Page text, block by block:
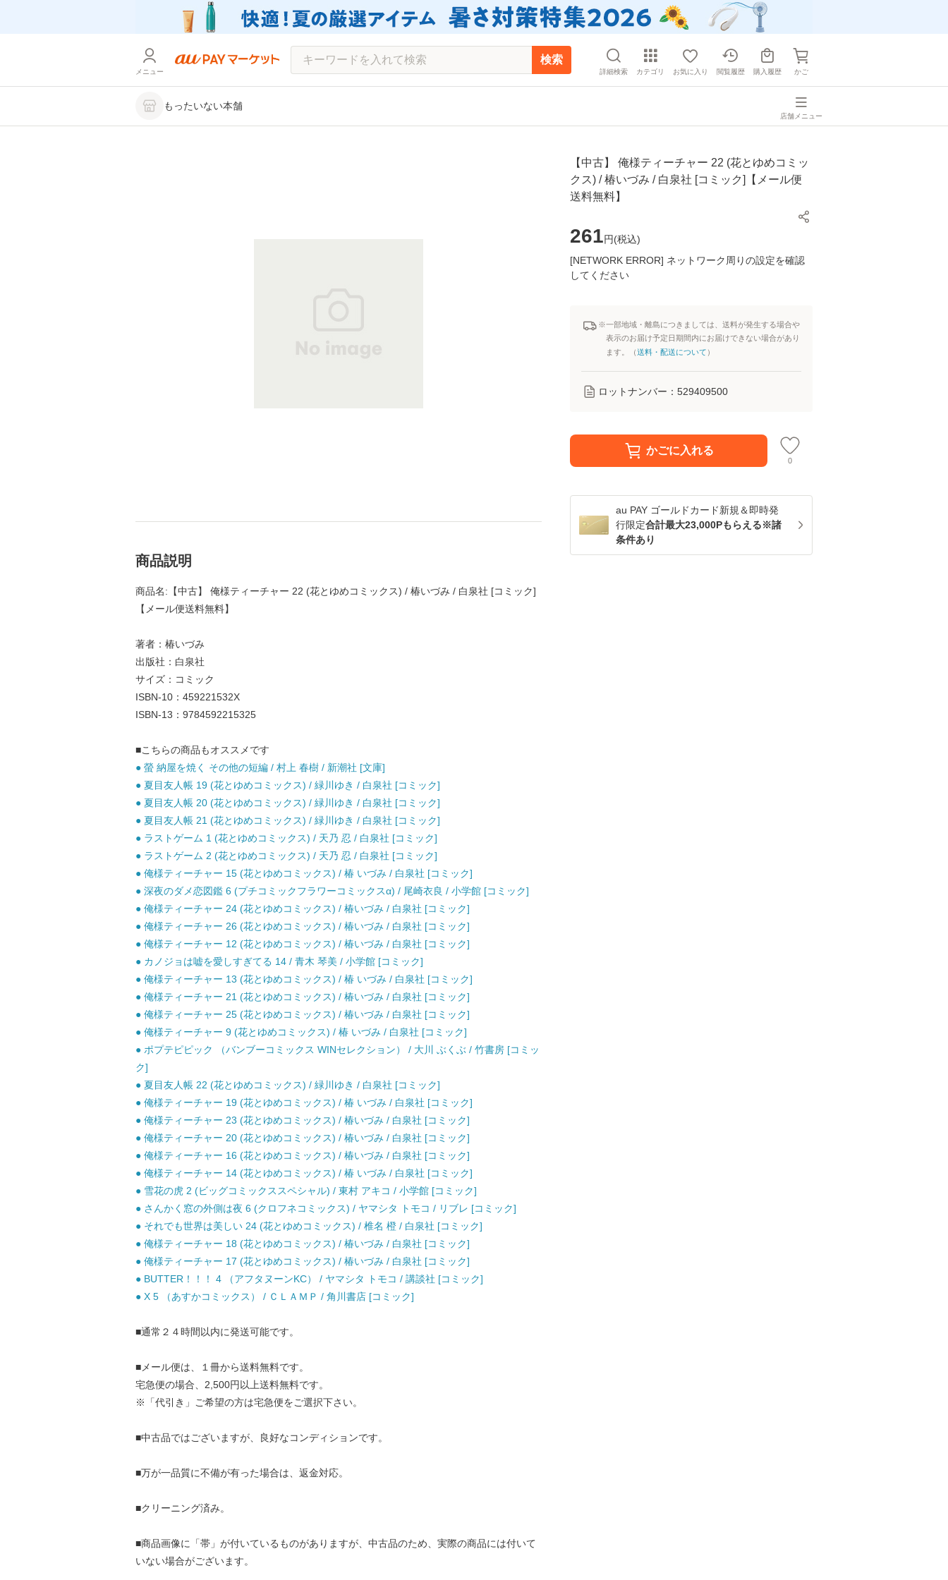
メニュー
検索
詳細検索 カテゴリ お気に入り 閲覧履歴 購入履歴 かご
もったいない本舗
店舗メニュー
【中古】 俺様ティーチャー 22 (花とゆめコミッ
クス) / 椿いづみ / 白泉社 [コミック]【メール便
送料無料】
261円(税込)
[NETWORK ERROR] ネットワーク周りの設定を確認
してください
※一部地域・離島につきましては、送料が発生する場合や
表示のお届け予定日期間内にお届けできない場合があり
ます。（送料・配送について ）
ロットナンバー： 529409500
かごに入れる
0
au PAY ゴールドカード新規＆即時発
行限定合計最大23,000Pもらえる※諸
条件あり
商品説明
商品名:【中古】 俺様ティーチャー 22 (花とゆめコミックス) / 椿いづみ / 白泉社 [コミック]
【メール便送料無料】
著者：椿いづみ
出版社：白泉社
サイズ：コミック
ISBN-10：459221532X
ISBN-13：9784592215325
■こちらの商品もオススメです
● 螢 納屋を焼く その他の短編 / 村上 春樹 / 新潮社 [文庫]
● 夏目友人帳 19 (花とゆめコミックス) / 緑川ゆき / 白泉社 [コミック]
● 夏目友人帳 20 (花とゆめコミックス) / 緑川ゆき / 白泉社 [コミック]
● 夏目友人帳 21 (花とゆめコミックス) / 緑川ゆき / 白泉社 [コミック]
● ラストゲーム 1 (花とゆめコミックス) / 天乃 忍 / 白泉社 [コミック]
● ラストゲーム 2 (花とゆめコミックス) / 天乃 忍 / 白泉社 [コミック]
● 俺様ティーチャー 15 (花とゆめコミックス) / 椿 いづみ / 白泉社 [コミック]
● 深夜のダメ恋図鑑 6 (プチコミックフラワーコミックスα) / 尾崎衣良 / 小学館 [コミック]
● 俺様ティーチャー 24 (花とゆめコミックス) / 椿いづみ / 白泉社 [コミック]
● 俺様ティーチャー 26 (花とゆめコミックス) / 椿いづみ / 白泉社 [コミック]
● 俺様ティーチャー 12 (花とゆめコミックス) / 椿いづみ / 白泉社 [コミック]
● カノジョは嘘を愛しすぎてる 14 / 青木 琴美 / 小学館 [コミック]
● 俺様ティーチャー 13 (花とゆめコミックス) / 椿 いづみ / 白泉社 [コミック]
● 俺様ティーチャー 21 (花とゆめコミックス) / 椿いづみ / 白泉社 [コミック]
● 俺様ティーチャー 25 (花とゆめコミックス) / 椿いづみ / 白泉社 [コミック]
● 俺様ティーチャー 9 (花とゆめコミックス) / 椿 いづみ / 白泉社 [コミック]
● ポプテピピック （バンブーコミックス WINセレクション） / 大川 ぶくぶ / 竹書房 [コミッ
ク]
● 夏目友人帳 22 (花とゆめコミックス) / 緑川ゆき / 白泉社 [コミック]
● 俺様ティーチャー 19 (花とゆめコミックス) / 椿 いづみ / 白泉社 [コミック]
● 俺様ティーチャー 23 (花とゆめコミックス) / 椿いづみ / 白泉社 [コミック]
● 俺様ティーチャー 20 (花とゆめコミックス) / 椿いづみ / 白泉社 [コミック]
● 俺様ティーチャー 16 (花とゆめコミックス) / 椿いづみ / 白泉社 [コミック]
● 俺様ティーチャー 14 (花とゆめコミックス) / 椿 いづみ / 白泉社 [コミック]
● 雪花の虎 2 (ビッグコミックススペシャル) / 東村 アキコ / 小学館 [コミック]
● さんかく窓の外側は夜 6 (クロフネコミックス) / ヤマシタ トモコ / リブレ [コミック]
● それでも世界は美しい 24 (花とゆめコミックス) / 椎名 橙 / 白泉社 [コミック]
● 俺様ティーチャー 18 (花とゆめコミックス) / 椿いづみ / 白泉社 [コミック]
● 俺様ティーチャー 17 (花とゆめコミックス) / 椿いづみ / 白泉社 [コミック]
● BUTTER！！！ 4 （アフタヌーンKC） / ヤマシタ トモコ / 講談社 [コミック]
● X 5 （あすかコミックス） / ＣＬＡＭＰ / 角川書店 [コミック]
■通常２４時間以内に発送可能です。
■メール便は、１冊から送料無料です。
宅急便の場合、2,500円以上送料無料です。
※「代引き」ご希望の方は宅急便をご選択下さい。
■中古品ではございますが、良好なコンディションです。
■万が一品質に不備が有った場合は、返金対応。
■クリーニング済み。
■商品画像に「帯」が付いているものがありますが、中古品のため、実際の商品には付いて
いない場合がございます。